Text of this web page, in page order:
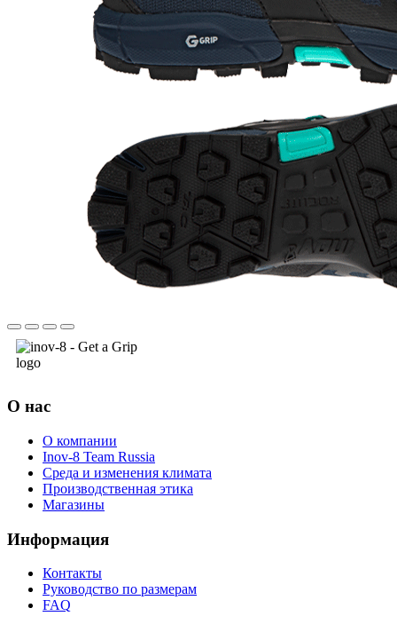
О нас
О компании
Inov-8 Team Russia
Среда и изменения климата
Производственная этика
Магазины
Информация
Контакты
Руководство по размерам
FAQ